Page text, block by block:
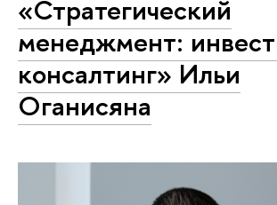
«Стратегический
менеджмент:
консалтинг» Ильи
Оганисяна